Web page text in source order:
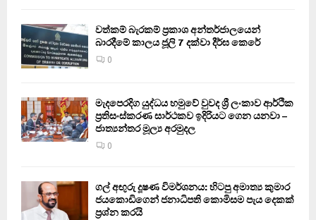
වත්කම් බැරකම් ප්‍රකාශ අන්තර්ජාලයෙන්
බාරදීමේ කාලය ජූලි 7 දක්වා දීර්ඝ කෙරේ
0
මැදපෙරදිග යුද්ධය හමුවේ වුවද ශ්‍රී ලංකාව ආර්ථික
ප්‍රතිසංස්කරණ සාර්ථකව ඉදිරියට ගෙන යනවා –
ජාත්‍යන්තර මූල්‍ය අරමුදල
0
ගල් අඟුරු දූෂණ විමර්ශනය: හිටපු අමාත්‍ය කුමාර
ජයකොඩිගෙන් ජනාධිපති කොමිසම පැය දෙකක්
ප්‍රශ්න කරයි